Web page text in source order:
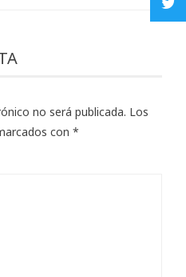
no será publicada. Los
con *